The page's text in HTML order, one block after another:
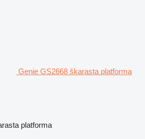
Genie GS2668 škarasta platforma
platforma